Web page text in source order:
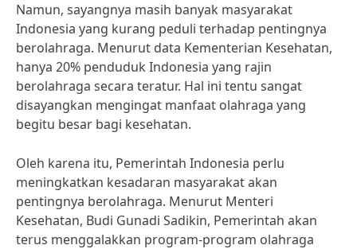
Namun, sayangnya masih banyak masyarakat
Indonesia yang kurang peduli terhadap pentingnya
berolahraga. Menurut data Kementerian Kesehatan,
hanya 20% penduduk Indonesia yang rajin
berolahraga secara teratur. Hal ini tentu sangat
disayangkan mengingat manfaat olahraga yang
begitu besar bagi kesehatan.
Oleh karena itu, Pemerintah Indonesia perlu
meningkatkan kesadaran masyarakat akan
pentingnya berolahraga. Menurut Menteri
Kesehatan, Budi Gunadi Sadikin, Pemerintah akan
terus menggalakkan program-program olahraga